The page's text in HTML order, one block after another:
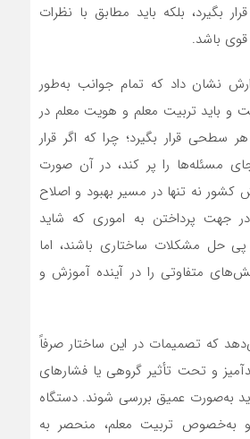
بگیرد، بلکه باید مطابق با نظرات
باشد.
نشان داد که تمام جوانب به‌طور
و باید تربیت معلم و هویت معلم در
قرار بگیرد؛ چرا که اگر قرار
مسئله‌ها را پر کند، در آن صورت
نه تنها در مسیر بهبود و اصلاح
در جهت پرداختن به اموری که شاید
حل مشکلات ساختاری باشند، اما
متفاوتی را در آینده آموزش و
که تصمیمات در این ساختار صرفاً
و تحت تأثیر گروهی یا فشارهای
به‌صورت عمیق بررسی شوند. دستگاه
به‌خصوص تربیت معلم، منحصر به